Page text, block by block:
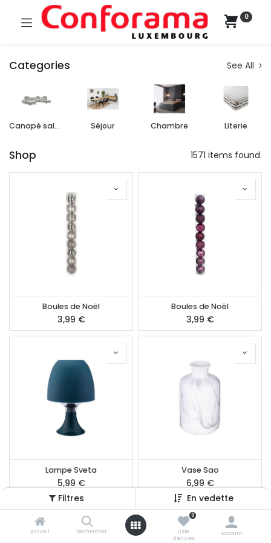
Filtres En vedette
Accueil Rechercher
0
Liste
d'envies
Account
0
Categories See All
Canapé salon Séjour Chambre Literie
Shop 1571 items found.
Boules de Noël
3,99 €
Boules de Noël
3,99 €
Lampe Sveta
5,99 €
Vase Sao
6,99 €